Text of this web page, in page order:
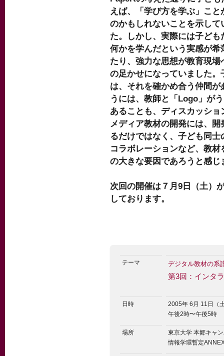
えば、「学び方を学ぶ」こと
のかもしれないことを示して
た。しかし、実際には子ども
何かを学んだという実感が希
たり、強力な思想が教育現場
の足かせになっていました
は、それを確かめ合う仲間
うには、教師と「Logo」が
あることも、ディスカッシ
メディア教材の開発には、
るだけではなく、子ども同
コラボレーションなど、教
の大きな要因であろうと感じ
次回の開催は７月9日（土）
しております。
テーマ デジタル教材の系
第3回：インタ
日時
2005年 6月 11日（
午後2時〜午後5時
場所
東京大学 本郷キャ
情報学環暫定